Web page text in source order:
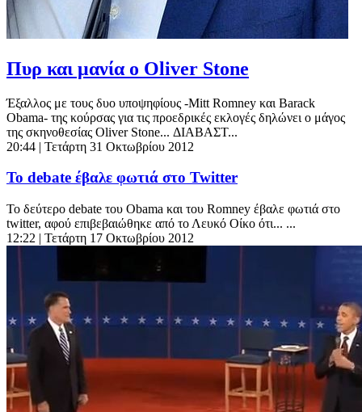
Πυρ και μανία ο Oliver Stone
Έξαλλος με τους δυο υποψηφίους -Μitt Romney και Barack
Obama- της κούρσας για τις προεδρικές εκλογές δηλώνει ο μάγος
της σκηνοθεσίας Oliver Stone... ΔΙΑΒΑΣΤ...
20:44 | Τετάρτη 31 Οκτωβρίου 2012
Το debate έβαλε φωτιά στο Twitter
To δεύτερο debate του Obama και του Romney έβαλε φωτιά στο
twitter, αφού επιβεβαιώθηκε από το Λευκό Οίκο ότι... ...
12:22 | Τετάρτη 17 Οκτωβρίου 2012